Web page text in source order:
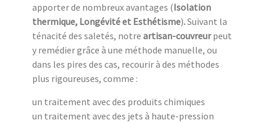
apporter de nombreux avantages (Isolation
thermique, Longévité et Esthétisme).Suivant la
ténacité des saletés, notre artisan-couvreurpeut
y remédier grâce à une méthode manuelle, ou
dans les pires des cas, recourir à des méthodes
plus rigoureuses, comme :
un traitement avec des produits chimiques
un traitement avec des jets à haute-pression